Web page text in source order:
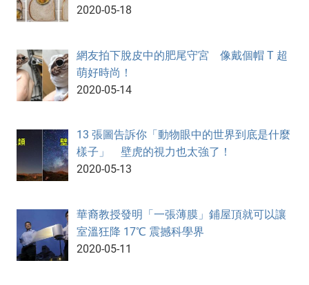
2020-05-18
網友拍下脫皮中的肥尾守宮 像戴個帽 T 超
萌好時尚！
2020-05-14
13 張圖告訴你「動物眼中的世界到底是什麼
樣子」 壁虎的視力也太強了！
2020-05-13
華裔教授發明「一張薄膜」鋪屋頂就可以讓
室溫狂降 17℃ 震撼科學界
2020-05-11